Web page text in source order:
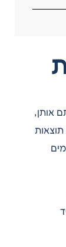
אותן,